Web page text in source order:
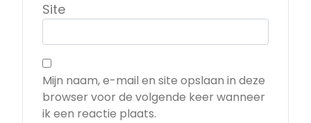
Site
Mijn naam, e-mail en site opslaan in deze
browser voor de volgende keer wanneer
ik een reactie plaats.